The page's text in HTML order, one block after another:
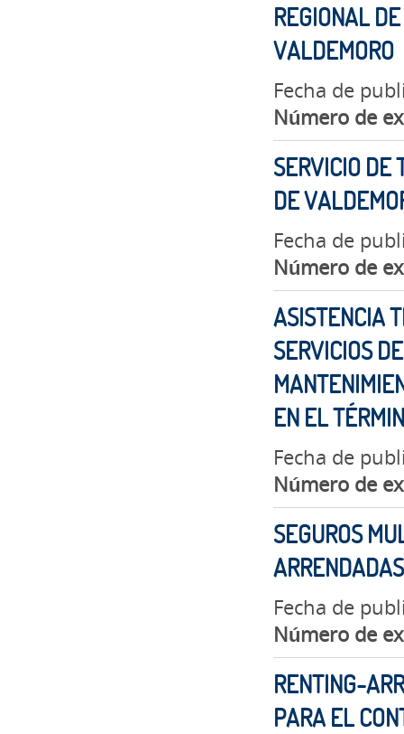
REGIONAL
VALDEMORO
Fecha de
Número de
SERVICIO DE
DE
Fecha de
Número de
ASISTENCIA
SERVICIOS
EN EL
Fecha de
Número de
SEGUROS
Fecha de
Número de
RENTING-
PARA EL